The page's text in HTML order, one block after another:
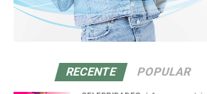
“Minha intenção é inspirar
enxergarem para além dos cargos
empresas onde atuam. Muitas vezes
pensar na carreira apenas como uma
posições ou funções, esquecendo que
RECENTE POPULAR